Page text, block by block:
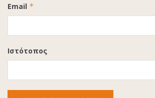
Email *
Ιστότοπος